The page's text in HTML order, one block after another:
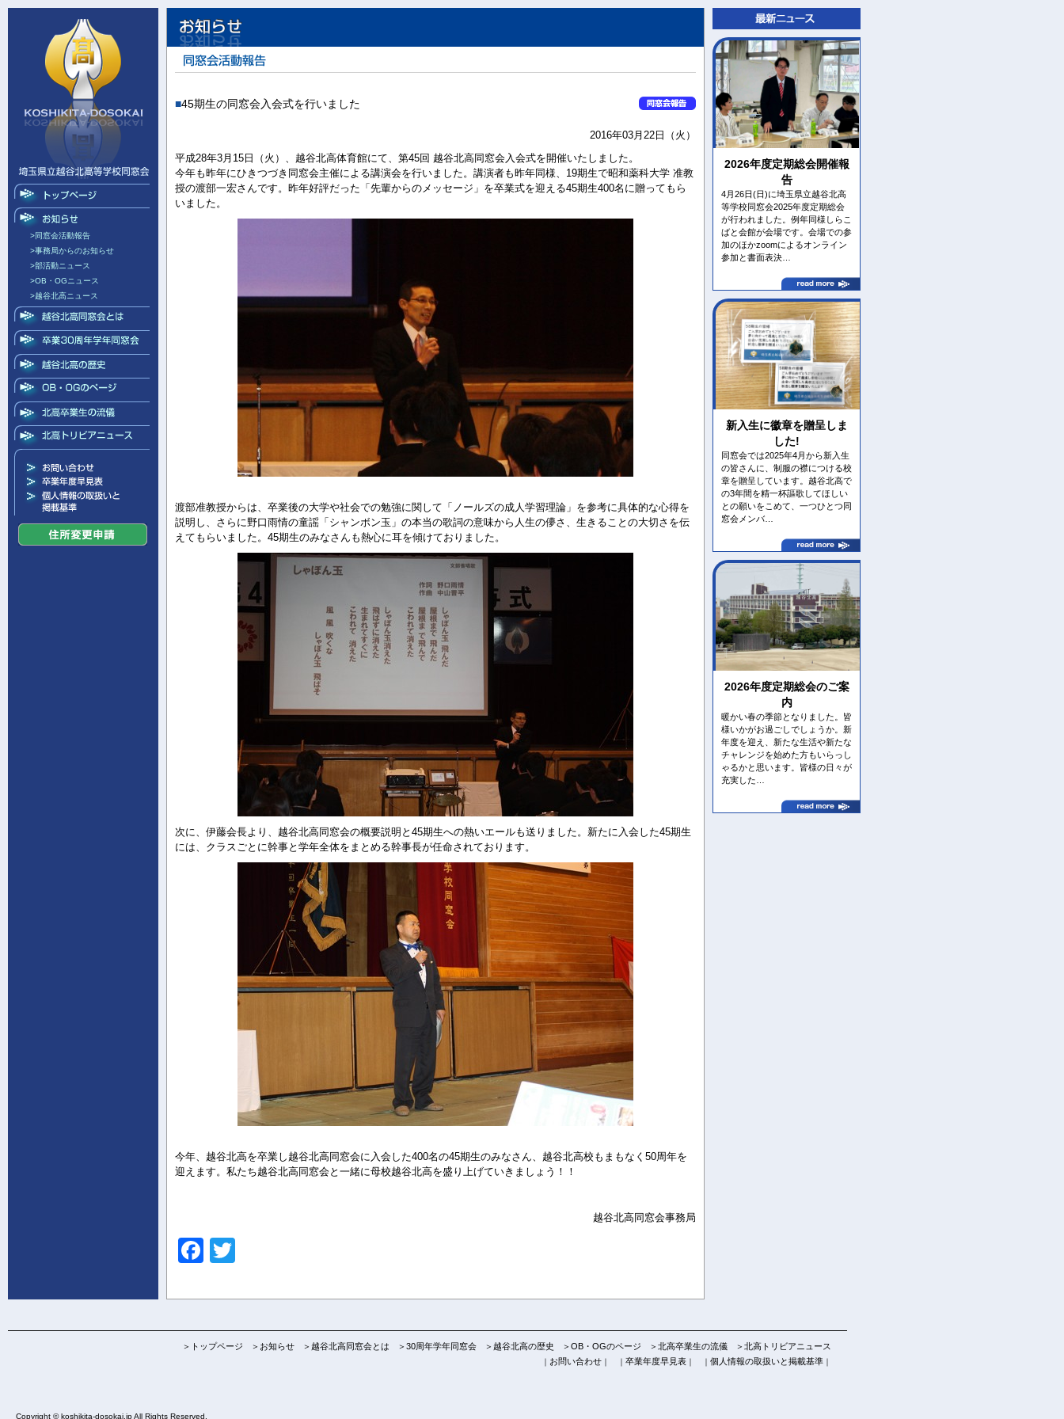
>同窓会活動報告
>事務局からのお知らせ
>部活動ニュース
>OB・OGニュース
>越谷北高ニュース
■45期生の同窓会入会式を行いました
2016年03月22日（火）
平成28年3月15日（火）、越谷北高体育館にて、第45回 越谷北高同窓会入会式を開催いたしました。
今年も昨年にひきつづき同窓会主催による講演会を行いました。講演者も昨年同様、19期生で昭和薬科大学 准教
授の渡部一宏さんです。昨年好評だった「先輩からのメッセージ」を卒業式を迎える45期生400名に贈ってもら
いました。
渡部准教授からは、卒業後の大学や社会での勉強に関して「ノールズの成人学習理論」を参考に具体的な心得を
説明し、さらに野口雨情の童謡「シャンボン玉」の本当の歌詞の意味から人生の儚さ、生きることの大切さを伝
えてもらいました。45期生のみなさんも熱心に耳を傾けておりました。
次に、伊藤会長より、越谷北高同窓会の概要説明と45期生への熱いエールも送りました。新たに入会した45期生
には、クラスごとに幹事と学年全体をまとめる幹事長が任命されております。
今年、越谷北高を卒業し越谷北高同窓会に入会した400名の45期生のみなさん、越谷北高校もまもなく50周年を
迎えます。私たち越谷北高同窓会と一緒に母校越谷北高を盛り上げていきましょう！！
越谷北高同窓会事務局
F
c
e
b
tt
er
2026年度定期総会開催報
告
4月26日(日)に埼玉県立越谷北高
等学校同窓会2025年度定期総会
が行われました。例年同様しらこ
ばと会館が会場です。会場での参
加のほかzoomによるオンライン
参加と書面表決…
新入生に徽章を贈呈しま
した!
同窓会では2025年4月から新入生
の皆さんに、制服の襟につける校
章を贈呈しています。越谷北高で
の3年間を精一杯謳歌してほしい
との願いをこめて、一つひとつ同
窓会メンバ…
2026年度定期総会のご案
内
暖かい春の季節となりました。皆
様いかがお過ごしでしょうか。新
年度を迎え、新たな生活や新たな
チャレンジを始めた方もいらっし
ゃるかと思います。皆様の日々が
充実した…
＞北高トリビアニュース
＞北高卒業生の流儀
＞OB・OGのページ
＞越谷北高の歴史
＞30周年学年同窓会
＞越谷北高同窓会とは
＞お知らせ
＞トップページ
｜ 個人情報の取扱いと掲載基準 ｜
｜ 卒業年度早見表 ｜
｜ お問い合わせ ｜
Copyright © koshikita-dosokai.jp All Rights Reserved.